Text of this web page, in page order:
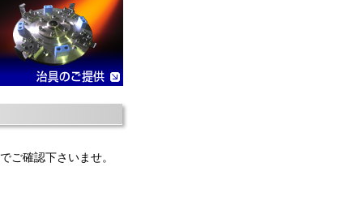
ご確認下さいませ。